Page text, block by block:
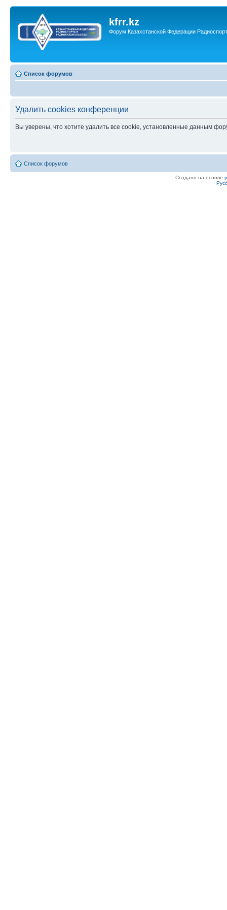
kfrr.kz
Форум Казахстанской Федерации
Список форумов
Удалить cookies конференции
Вы уверены, что хотите удалить все cookie, установленные данным
Список форумов
Создано на основе